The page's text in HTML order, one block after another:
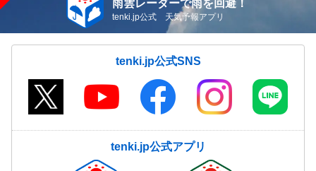
雨雲レーダーで雨を回避！
tenki.jp公式 天気予報アプリ
tenki.jp公式SNS
tenki.jp公式アプリ